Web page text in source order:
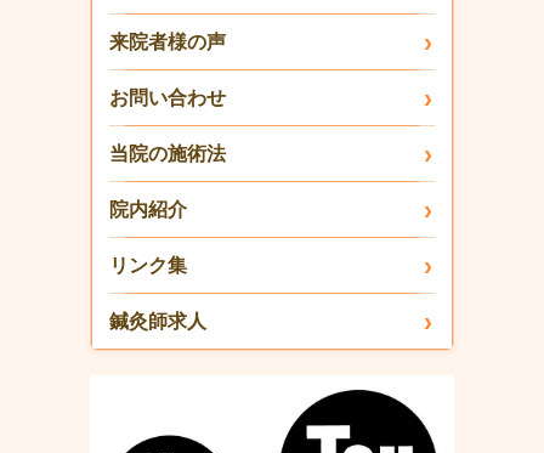
来院者様の声
お問い合わせ
当院の施術法
院内紹介
リンク集
鍼灸師求人